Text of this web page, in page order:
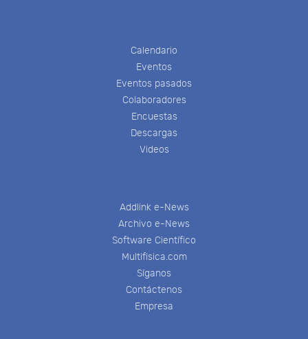
Calendario
Eventos
Eventos pasados
Colaboradores
Encuestas
Descargas
Videos
Addlink e-News
Archivo e-News
Software Científico
Multifisica.com
Síganos
Contáctenos
Empresa